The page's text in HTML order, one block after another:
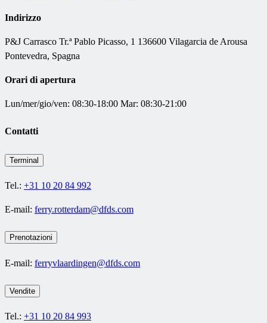
Indirizzo
P&J Carrasco Tr.ª Pablo Picasso, 1 136600 Vilagarcia de Arousa
Pontevedra, Spagna
Orari di apertura
Lun/mer/gio/ven: 08:30-18:00 Mar: 08:30-21:00
Contatti
Terminal
Tel.: +31 10 20 84 992
E-mail: ferry.rotterdam@dfds.com
Prenotazioni
E-mail: ferryvlaardingen@dfds.com
Vendite
Tel.: +31 10 20 84 993